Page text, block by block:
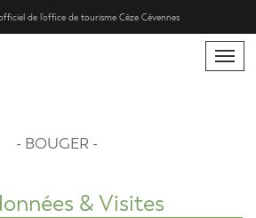
de l’office de tourisme Cèze Cévennes
Toggle
- BOUGER -
& Visites